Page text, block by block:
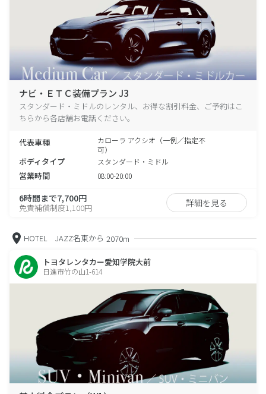
ナビ・ＥＴＣ装備プラン J3
スタンダード・ミドルのレンタル、お得な割引料金、ご予約はこ
ちらから各店舗お電話ください。
代表車種
カローラ アクシオ（一例／指定不
可）
ボディタイプ スタンダード・ミドル
営業時間 08:00-20:00
6時間まで7,700円
免責補償制度1,100円 詳細を見る
HOTEL JAZZ名東から 2070m
トヨタレンタカー愛知学院大前
日進市竹の山1-614